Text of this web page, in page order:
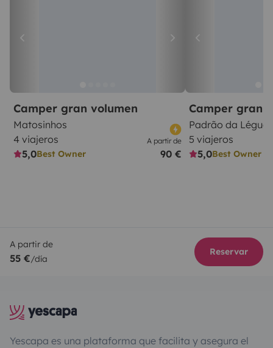
Camper gran volumen
Matosinhos
4 viajeros
5,0Best Owner
A partir de
90 €
Camper gran
Padrão da Légua
5 viajeros
5,0Best Owner
A partir de
55 €/día
Reservar
Yescapa es una plataforma que facilita y asegura el